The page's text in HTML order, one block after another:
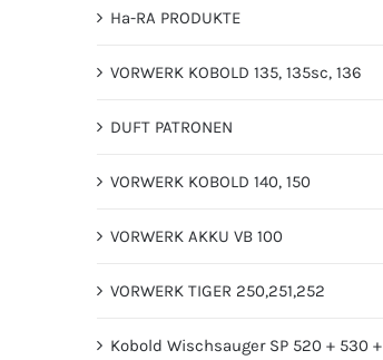
Ha-RA PRODUKTE
VORWERK KOBOLD 135, 135sc, 136
DUFT PATRONEN
VORWERK KOBOLD 140, 150
VORWERK AKKU VB 100
VORWERK TIGER 250,251,252
Kobold Wischsauger SP 520 + 530 +